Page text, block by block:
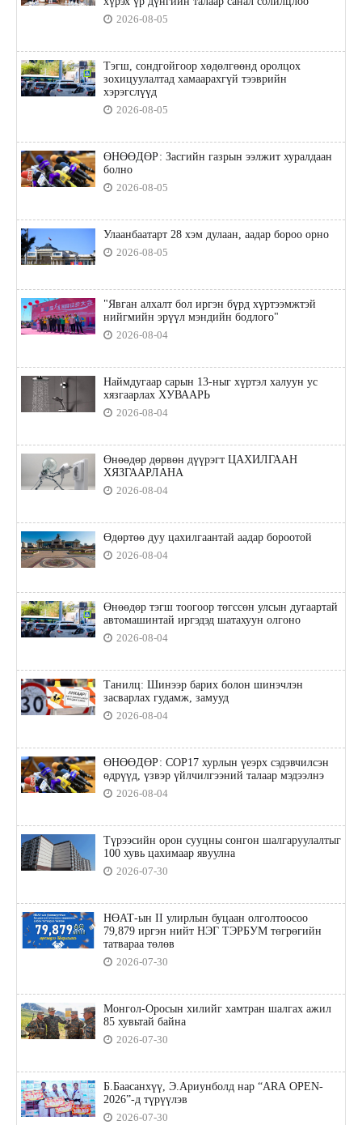
2026-08-05
Тэгш, сондгойгоор хөдөлгөөнд оролцох
зохицуулалтад хамаарахгүй тээврийн
хэрэгслүүд
2026-08-05
ӨНӨӨДӨР: Засгийн газрын ээлжит хуралдаан
болно
2026-08-05
Улаанбаатарт 28 хэм дулаан, аадар бороо орно
2026-08-05
"Явган алхалт бол иргэн бүрд хүртээмжтэй
нийгмийн эрүүл мэндийн бодлого"
2026-08-04
Наймдугаар сарын 13-ныг хүртэл халуун ус
хязгаарлах ХУВААРЬ
2026-08-04
Өнөөдөр дөрвөн дүүрэгт ЦАХИЛГААН
ХЯЗГААРЛАНА
2026-08-04
Өдөртөө дуу цахилгаантай аадар бороотой
2026-08-04
Өнөөдөр тэгш тоогоор төгссөн улсын дугаартай
автомашинтай иргэдэд шатахуун олгоно
2026-08-04
Танилц: Шинээр барих болон шинэчлэн
засварлах гудамж, замууд
2026-08-04
ӨНӨӨДӨР: COP17 хурлын үеэрх сэдэвчилсэн
өдрүүд, үзвэр үйлчилгээний талаар мэдээлнэ
2026-08-04
Түрээсийн орон сууцны сонгон шалгаруулалтыг
100 хувь цахимаар явуулна
2026-07-30
НӨАТ-ын II улирлын буцаан олголтоосоо
79,879 иргэн нийт НЭГ ТЭРБУМ төгрөгийн
татвараа төлөв
2026-07-30
Монгол-Оросын хилийг хамтран шалгах ажил
85 хувьтай байна
2026-07-30
Б.Баасанхүү, Э.Ариунболд нар “ARA OPEN-
2026”-д түрүүлэв
2026-07-30